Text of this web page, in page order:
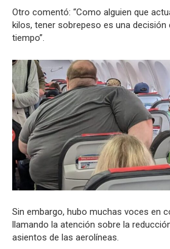
Otro comentó: “Como alguien que
kilos, tener sobrepeso es una decisión
tiempo”.
Sin embargo, hubo muchas voces en
llamando la atención sobre la
asientos de las aerolíneas.